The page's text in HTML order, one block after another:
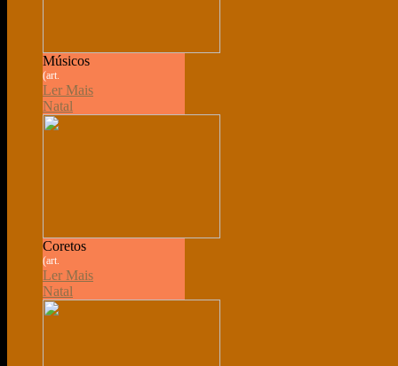
Músicos
(art.
Ler Mais
Natal
Coretos
(art.
Ler Mais
Natal